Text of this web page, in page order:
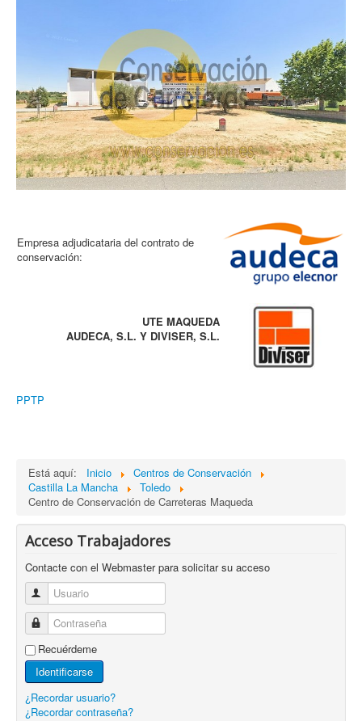
Empresa adjudicataria del contrato de
conservación:
UTE MAQUEDA
AUDECA, S.L. Y DIVISER, S.L.
PPTP
Está aquí: Inicio
Centros de Conservación
Castilla La Mancha
Toledo
Centro de Conservación de Carreteras Maqueda
Acceso Trabajadores
Contacte con el Webmaster para solicitar su acceso
Usuario
Contraseña
Recuérdeme
Identificarse
¿Recordar usuario?
¿Recordar contraseña?